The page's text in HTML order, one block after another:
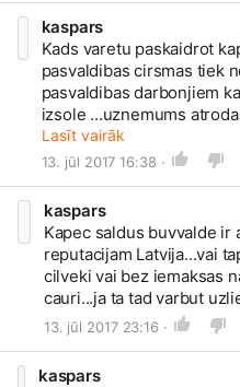
kaspars
Kads varetu paskaidrot kapec jau
pasvaldibas cirsmas tiek
pasvaldibas darbonjiem
izsole ...uznemums
ipasnieku var atrast
Lasīt vairāk
13. jūl 2017 16:38 ·
kaspars
Kapec saldus buvvalde ir ar vienu no
reputacijam Latvija...vai
cilveki vai bez iemaksas nav iespejams neko dabut
cauri...ja ta tad varbut
13. jūl 2017 23:16 ·
kaspars